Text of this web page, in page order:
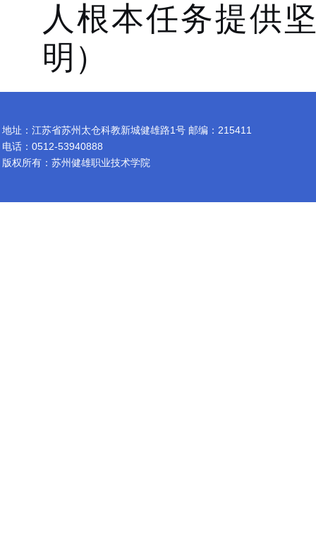
人根本任务提供
明）
地址：江苏省苏州太仓科教新城健雄路1号 邮编：215411
电话：0512-53940888
版权所有：苏州健雄职业技术学院